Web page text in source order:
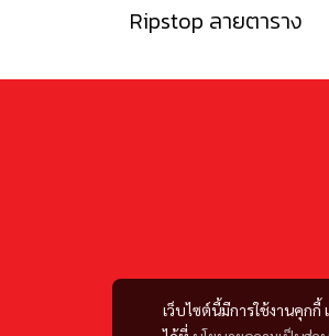
Ripstop ลายตาราง
เว็บไซต์นี้มีการใช้งานคุก